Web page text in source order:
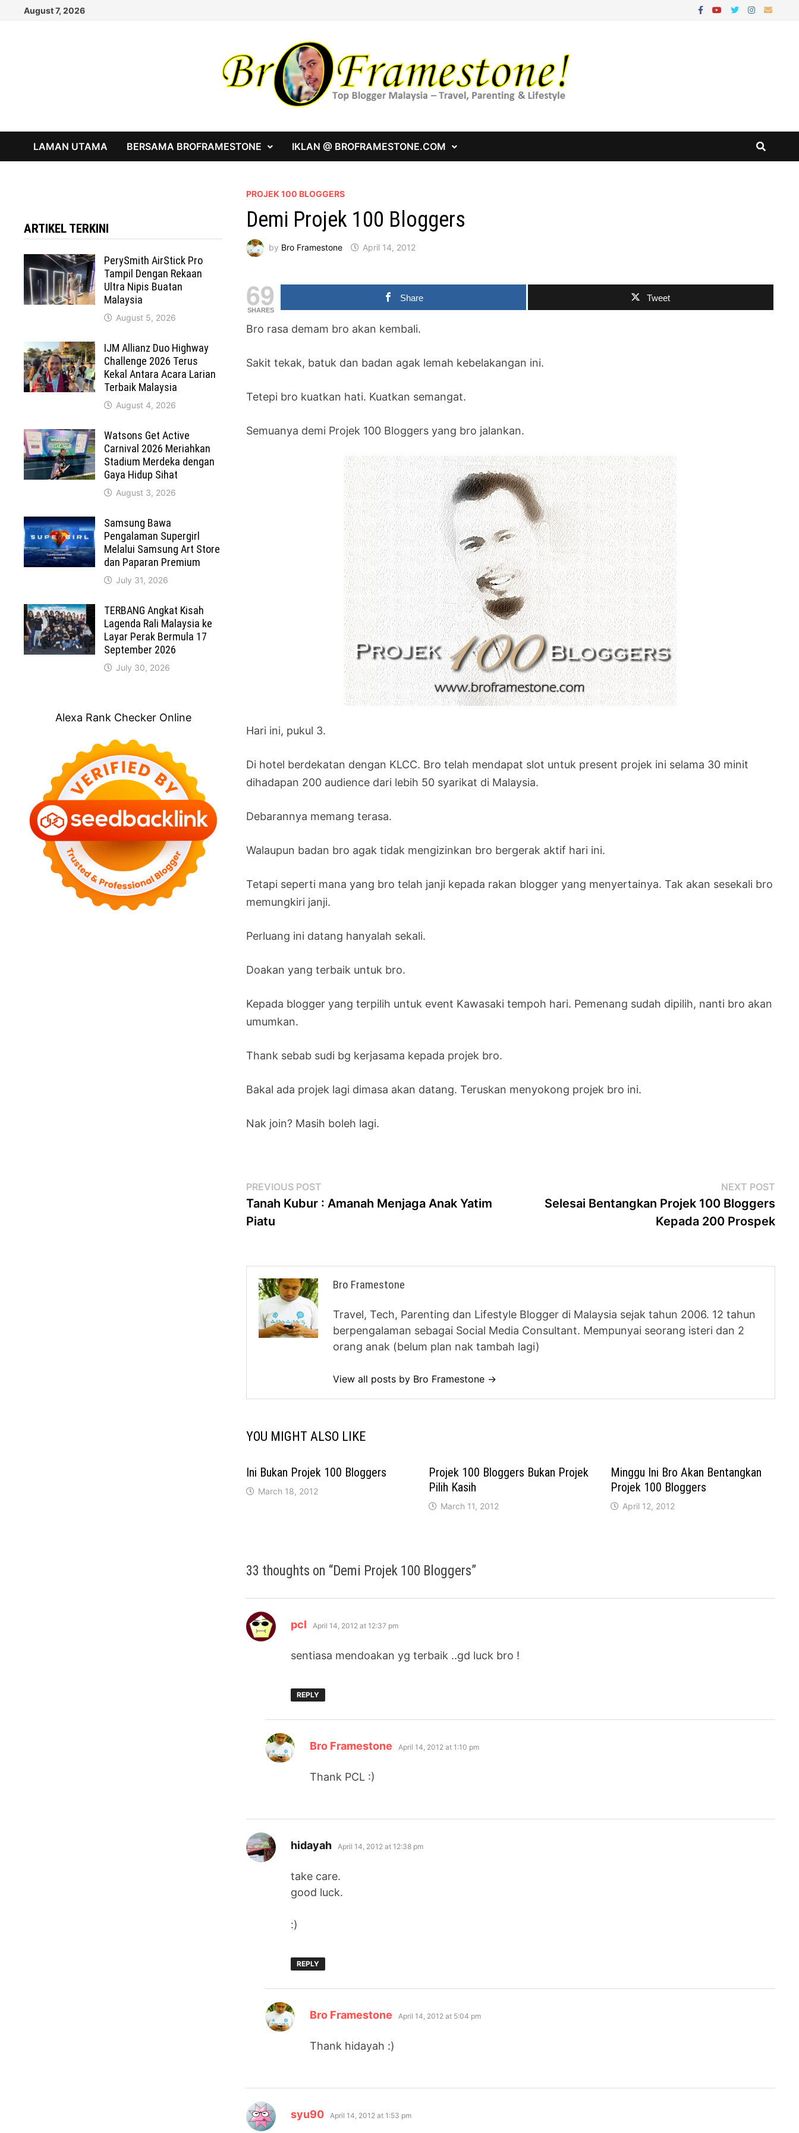
August 7, 2026
LAMAN UTAMA BERSAMA BROFRAMESTONE IKLAN @ BROFRAMESTONE.COM
PROJEK 100 BLOGGERS
Demi Projek 100 Bloggers
by Bro Framestone April 14, 2012
69
SHARES
Share Tweet
Bro rasa demam bro akan kembali.
Sakit tekak, batuk dan badan agak lemah kebelakangan ini.
Tetepi bro kuatkan hati. Kuatkan semangat.
Semuanya demi Projek 100 Bloggers yang bro jalankan.
Hari ini, pukul 3.
Di hotel berdekatan dengan KLCC. Bro telah mendapat slot untuk present projek ini selama 30 minit
dihadapan 200 audience dari lebih 50 syarikat di Malaysia.
Debarannya memang terasa.
Walaupun badan bro agak tidak mengizinkan bro bergerak aktif hari ini.
Tetapi seperti mana yang bro telah janji kepada rakan blogger yang menyertainya. Tak akan sesekali bro
memungkiri janji.
Perluang ini datang hanyalah sekali.
Doakan yang terbaik untuk bro.
Kepada blogger yang terpilih untuk event Kawasaki tempoh hari. Pemenang sudah dipilih, nanti bro akan
umumkan.
Thank sebab sudi bg kerjasama kepada projek bro.
Bakal ada projek lagi dimasa akan datang. Teruskan menyokong projek bro ini.
Nak join? Masih boleh lagi.
Post
navigation
PREVIOUS POST
post:
Tanah Kubur : Amanah Menjaga Anak Yatim
Piatu
NEXT POSTNext
Selesai Bentangkan Projek 100 Bloggers
Kepada 200 Prospek
Bro Framestone
Travel, Tech, Parenting dan Lifestyle Blogger di Malaysia sejak tahun 2006. 12 tahun
berpengalaman sebagai Social Media Consultant. Mempunyai seorang isteri dan 2
orang anak (belum plan nak tambah lagi)
View all posts by Bro Framestone →
YOU MIGHT ALSO LIKE
Ini Bukan Projek 100 Bloggers
March 18, 2012
Projek 100 Bloggers Bukan Projek
Pilih Kasih
March 11, 2012
Minggu Ini Bro Akan Bentangkan
Projek 100 Bloggers
April 12, 2012
33 thoughts on “Demi Projek 100 Bloggers”
pcl says:
April 14, 2012 at 12:37 pm
sentiasa mendoakan yg terbaik ..gd luck bro !
REPLY
Bro Framestone says:
April 14, 2012 at 1:10 pm
Thank PCL :)
hidayah says:
April 14, 2012 at 12:38 pm
take care.
good luck.
:)
REPLY
Bro Framestone says:
April 14, 2012 at 5:04 pm
Thank hidayah :)
syu90 says:
April 14, 2012 at 1:53 pm
ARTIKEL TERKINI
PerySmith AirStick Pro
Tampil Dengan Rekaan
Ultra Nipis Buatan
Malaysia
August 5, 2026
IJM Allianz Duo Highway
Challenge 2026 Terus
Kekal Antara Acara Larian
Terbaik Malaysia
August 4, 2026
Watsons Get Active
Carnival 2026 Meriahkan
Stadium Merdeka dengan
Gaya Hidup Sihat
August 3, 2026
Samsung Bawa
Pengalaman Supergirl
Melalui Samsung Art Store
dan Paparan Premium
July 31, 2026
TERBANG Angkat Kisah
Lagenda Rali Malaysia ke
Layar Perak Bermula 17
September 2026
July 30, 2026
Alexa Rank Checker Online